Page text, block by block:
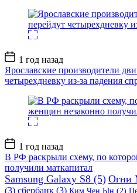
Дата
записи
1 год назад
Ярославские производители
четырехдневку из-за падения
Дата
записи
1 год назад
В РФ раскрыли схему, по
получили маткапитал
Samsung Galaxy S8 (5) Огни
(3) сбербанк (3) Ким Чен Ын (2)